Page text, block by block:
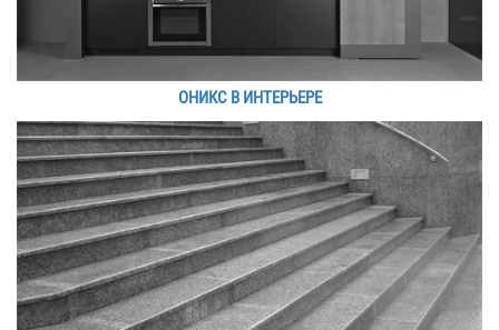
ОНИКС В ИНТЕРЬЕРЕ